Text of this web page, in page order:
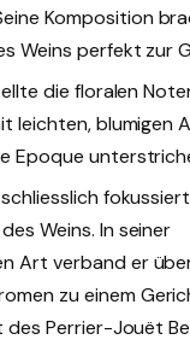
Komposition
Weins perfekt zur
die floralen
leichten, blumigen
Epoque
Weins. In seiner
Art verband er
zu einem
des Perrier-Jouët